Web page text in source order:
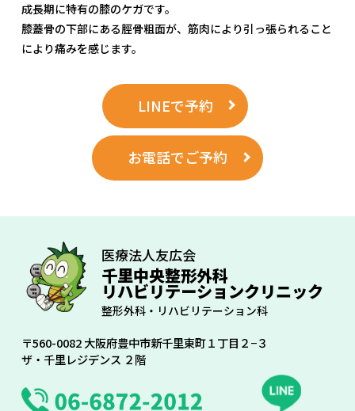
成長期に特有の膝のケガです。
膝蓋骨の下部にある脛骨粗面が、筋肉により引っ張られること
により痛みを感じます。
LINEで予約
お電話でご予約
医療法人友広会
千里中央整形外科
リハビリテーションクリニック
整形外科・リハビリテーション科
〒560-0082 大阪府豊中市新千里東町１丁目２−３
ザ・千里レジデンス ２階